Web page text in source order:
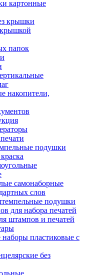
картонные
крышки
папок
накопители,
подушки
самонаборные
слов
подушки
для набора печатей
штампов и печатей
наборы пластиковые с
без